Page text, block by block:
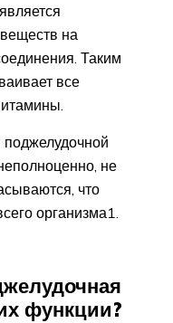
на
Таким
все
не
что
организма1.
функции?